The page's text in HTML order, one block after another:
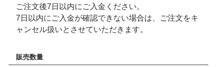
ご注文後7日以内にご入金ください。
7日以内にご入金が確認できない場合は、ご注文をキ
ャンセル扱いとさせていただきます。
販売数量